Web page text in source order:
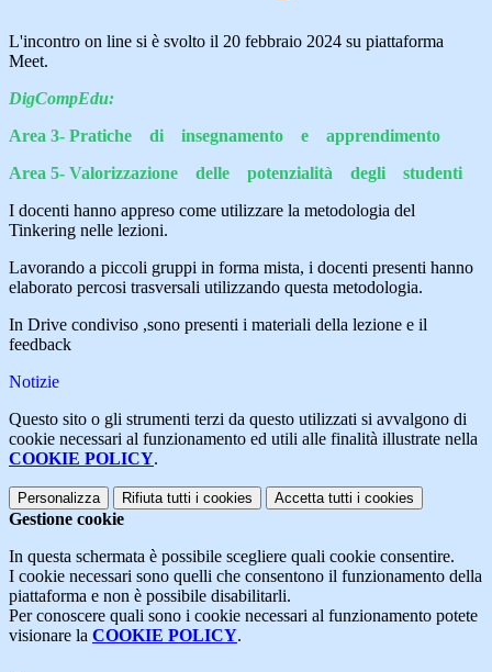
L'incontro on line si è svolto il 20 febbraio 2024 su piattaforma
Meet.
DigCompEdu:
Area 3- Pratiche di insegnamento e apprendimento
Area 5- Valorizzazione delle potenzialità degli studenti
I docenti hanno appreso come utilizzare la metodologia del
Tinkering nelle lezioni.
Lavorando a piccoli gruppi in forma mista, i docenti presenti hanno
elaborato percosi trasversali utilizzando questa metodologia.
In Drive condiviso ,sono presenti i materiali della lezione e il
feedback
Notizie
Questo sito o gli strumenti terzi da questo utilizzati si avvalgono di
cookie necessari al funzionamento ed utili alle finalità illustrate nella
COOKIE POLICY.
Personalizza Rifiuta tutti i cookies Accetta tutti i cookies
Gestione cookie
In questa schermata è possibile scegliere quali cookie consentire.
I cookie necessari sono quelli che consentono il funzionamento della
piattaforma e non è possibile disabilitarli.
Per conoscere quali sono i cookie necessari al funzionamento potete
visionare la COOKIE POLICY.